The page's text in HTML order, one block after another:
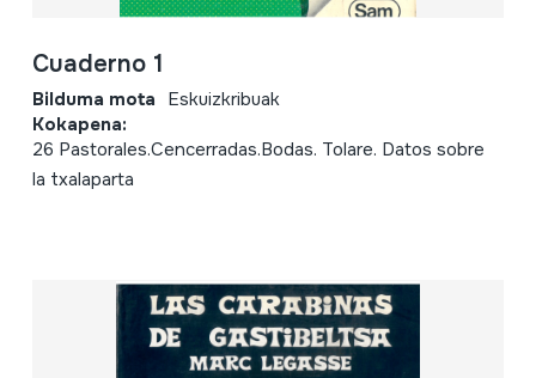
Cuaderno 1
Bilduma mota Eskuizkribuak
Kokapena:
26 Pastorales.Cencerradas.Bodas. Tolare. Datos sobre
la txalaparta